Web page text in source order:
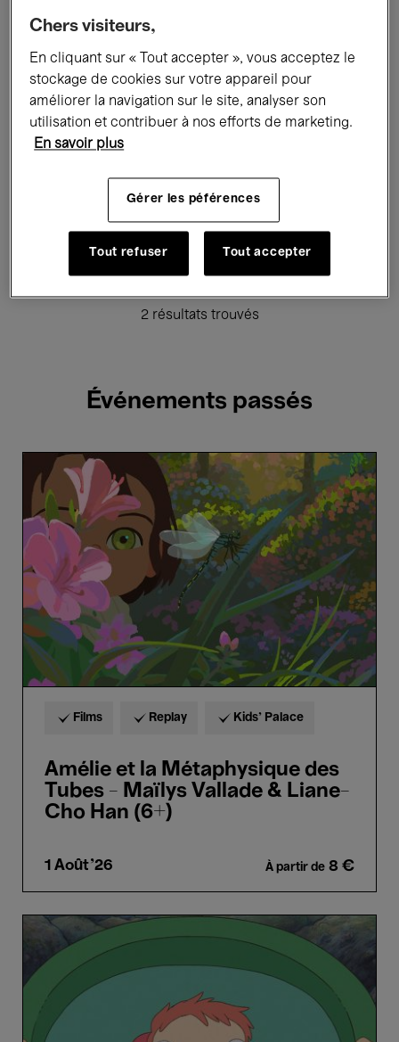
Rencontres & Débats
Musique classique Global Music
Musique électronique
Pour tous Kids’ Palace
Enseignement Visites guidées
2 résultats trouvés
Événements passés
Amélie
et
la
Métaphysique
des
Tubes
-
Maïlys
Vallade
&
Liane-
Cho
Han
(6+)
Films Replay Kids’ Palace
Amélie et la Métaphysique des
Tubes - Maïlys Vallade & Liane-
Cho Han (6+)
1 Août'26 À partir de 8 €
Ponyo
Hayao
Miyazaki
Chers visiteurs,
En cliquant sur « Tout accepter », vous acceptez le
stockage de cookies sur votre appareil pour
améliorer la navigation sur le site, analyser son
utilisation et contribuer à nos efforts de marketing.
En savoir plus
Gérer les péférences
Tout refuser Tout accepter